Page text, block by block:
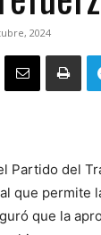
2024
Partido del
que permite
que la